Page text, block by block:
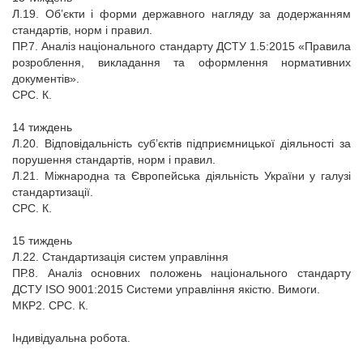
Л.19. Об’єкти і форми державного нагляду за додержанням
стандартів, норм і правил.
ПР.7. Аналіз національного стандарту ДСТУ 1.5:2015 «Правила
розроблення, викладання та оформлення нормативних
документів».
СРС. К.
14 тиждень
Л.20. Відповідальність суб’єктів підприємницької діяльності за
порушення стандартів, норм і правил.
Л.21. Міжнародна та Європейська діяльність України у галузі
стандартизації.
СРС. К.
15 тиждень
Л.22. Стандартизація систем управління
ПР.8. Аналіз основних положень національного стандарту
ДСТУ ISO 9001:2015 Системи управління якістю. Вимоги.
МКР2. СРС. К.
Індивідуальна робота.